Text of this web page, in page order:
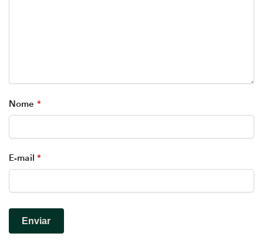
Nome *
E-mail *